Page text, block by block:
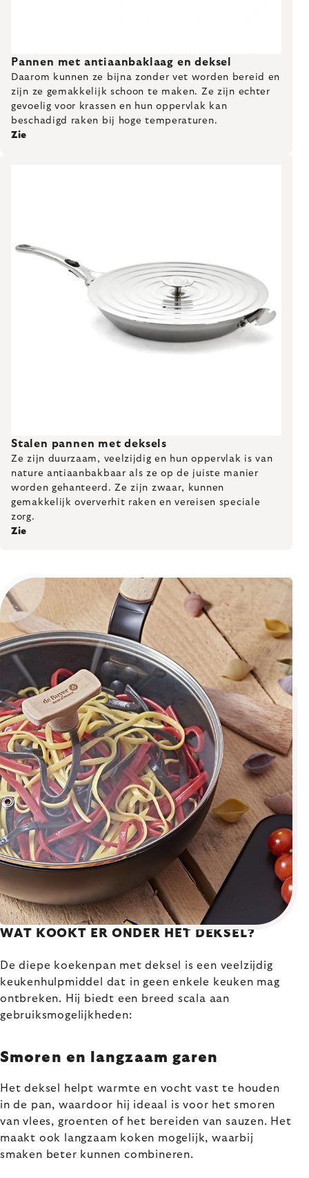
Pannen met antiaanbaklaag en deksel
Daarom kunnen ze bijna zonder vet worden bereid en
zijn ze gemakkelijk schoon te maken. Ze zijn echter
gevoelig voor krassen en hun oppervlak kan
beschadigd raken bij hoge temperaturen.
Zie
Stalen pannen met deksels
Ze zijn duurzaam, veelzijdig en hun oppervlak is van
nature antiaanbakbaar als ze op de juiste manier
worden gehanteerd. Ze zijn zwaar, kunnen
gemakkelijk oververhit raken en vereisen speciale
zorg.
Zie
WAT KOOKT ER ONDER HET DEKSEL?
De diepe koekenpan met deksel is een veelzijdig
keukenhulpmiddel dat in geen enkele keuken mag
ontbreken. Hij biedt een breed scala aan
gebruiksmogelijkheden:
Smoren en langzaam garen
Het deksel helpt warmte en vocht vast te houden
in de pan, waardoor hij ideaal is voor het smoren
van vlees, groenten of het bereiden van sauzen. Het
maakt ook langzaam koken mogelijk, waarbij
smaken beter kunnen combineren.